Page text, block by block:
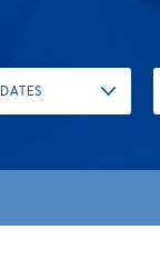
DATES